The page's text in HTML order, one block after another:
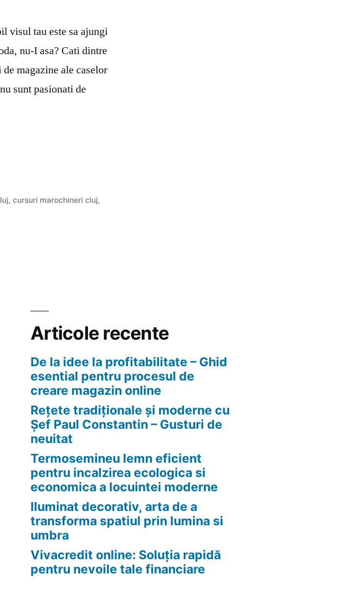
visul tau este sa ajungi
nu-I asa? Cati dintre
magazine ale caselor
sunt pasionati de
,cursuri marochineri cluj,
Articole recente
De la idee la profitabilitate – Ghid
esential pentru procesul de
creare magazin online
Rețete tradiționale și moderne cu
Șef Paul Constantin – Gusturi de
neuitat
Termosemineu lemn eficient
pentru incalzirea ecologica si
economica a locuintei moderne
Iluminat decorativ, arta de a
transforma spatiul prin lumina si
umbra
Vivacredit online: Soluția rapidă
pentru nevoile tale financiare